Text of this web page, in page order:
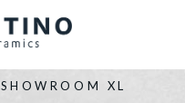
SHOWROOM XL